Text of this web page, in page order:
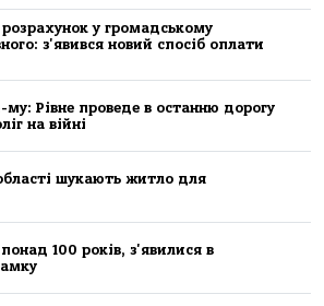
розрахунок у громадському
з'явився новий спосіб оплати
му: Рівне проведе в останню дорогу
на війні
шукають житло для
100 років, з'явилися в